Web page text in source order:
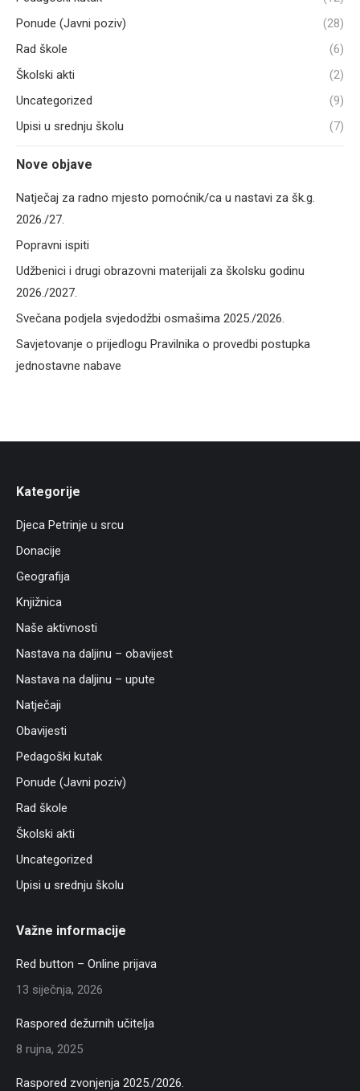
Ponude (Javni poziv)
(28)
Rad škole
(6)
Školski akti
(2)
Uncategorized
(9)
Upisi u srednju školu
(7)
Nove objave
Natječaj za radno mjesto pomoćnik/ca u nastavi za šk.g.
2026./27.
Popravni ispiti
Udžbenici i drugi obrazovni materijali za školsku godinu
2026./2027.
Svečana podjela svjedodžbi osmašima 2025./2026.
Savjetovanje o prijedlogu Pravilnika o provedbi postupka
jednostavne nabave
Kategorije
Djeca Petrinje u srcu
Donacije
Geografija
Knjižnica
Naše aktivnosti
Nastava na daljinu – obavijest
Nastava na daljinu – upute
Natječaji
Obavijesti
Pedagoški kutak
Ponude (Javni poziv)
Rad škole
Školski akti
Uncategorized
Upisi u srednju školu
Važne informacije
Red button – Online prijava
13 siječnja, 2026
Raspored dežurnih učitelja
8 rujna, 2025
Raspored zvonjenja 2025./2026.